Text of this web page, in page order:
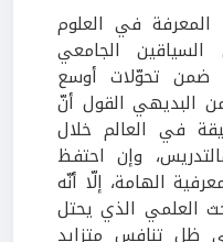
المعرفة في العلوم
السياقين الجامعي
ضمن تحوّلات أوسع
البديهي القول أنّ
في العالم خلال
وإن احتفظ
الهامة، إلّا أنّه
العلمي الذي يحتل
ظل تنافس متزايد